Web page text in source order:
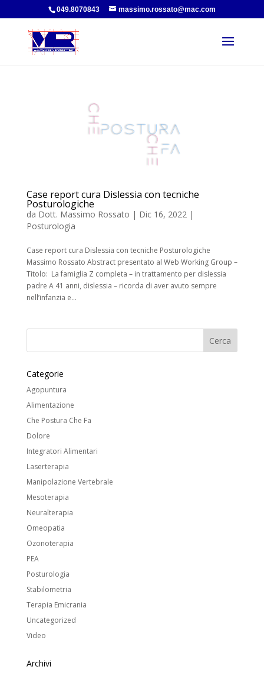
049.8070843 massimo.rossato@mac.com
Case report cura Dislessia con tecniche
Posturologiche
da Dott. Massimo Rossato | Dic 16, 2022|
Posturologia
Case report cura Dislessia con tecniche Posturologiche
Massimo Rossato Abstract presentato al Web Working Group –
Titolo: La famiglia Z completa – in trattamento per dislessia
padre A 41 anni, dislessia – ricorda di aver avuto sempre
nell’infanzia e...
Categorie
Agopuntura
Alimentazione
Che Postura Che Fa
Dolore
Integratori Alimentari
Laserterapia
Manipolazione Vertebrale
Mesoterapia
Neuralterapia
Omeopatia
Ozonoterapia
PEA
Posturologia
Stabilometria
Terapia Emicrania
Uncategorized
Video
Archivi